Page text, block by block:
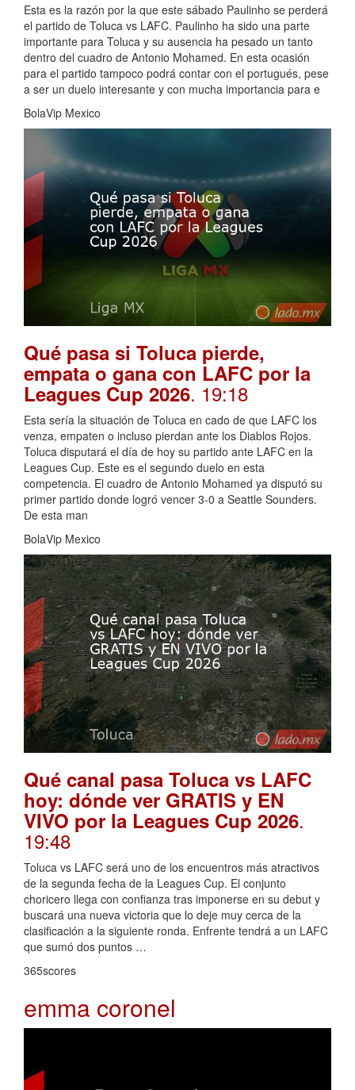
Esta es la razón por la que este sábado Paulinho se perderá
el partido de Toluca vs LAFC. Paulinho ha sido una parte
importante para Toluca y su ausencia ha pesado un tanto
dentro del cuadro de Antonio Mohamed. En esta ocasión
para el partido tampoco podrá contar con el portugués, pese
a ser un duelo interesante y con mucha importancia para e
BolaVip Mexico
Qué pasa si Toluca pierde,
empata o gana con LAFC por la
Leagues Cup 2026. 19:18
Esta sería la situación de Toluca en cado de que LAFC los
venza, empaten o incluso pierdan ante los Diablos Rojos.
Toluca disputará el día de hoy su partido ante LAFC en la
Leagues Cup. Este es el segundo duelo en esta
competencia. El cuadro de Antonio Mohamed ya disputó su
primer partido donde logró vencer 3-0 a Seattle Sounders.
De esta man
BolaVip Mexico
Qué canal pasa Toluca vs LAFC
hoy: dónde ver GRATIS y EN
VIVO por la Leagues Cup 2026.
19:48
Toluca vs LAFC será uno de los encuentros más atractivos
de la segunda fecha de la Leagues Cup. El conjunto
choricero llega con confianza tras imponerse en su debut y
buscará una nueva victoria que lo deje muy cerca de la
clasificación a la siguiente ronda. Enfrente tendrá a un LAFC
que sumó dos puntos …
365scores
emma coronel